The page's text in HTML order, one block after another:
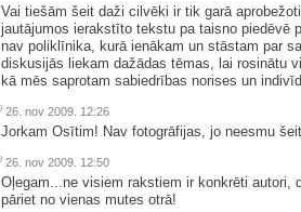
Vai tiešām šeit daži cilvēki ir tik garā
jautājumos ierakstīto tekstu pa taisno piedēvē
nav poliklīnika, kurā ienākam un stāstam par
diskusijās liekam dažādas tēmas, lai rosinātu
kā mēs saprotam sabiedrības norises un
26. nov 2009. 12:26
Jorkam Osītim! Nav fotogrāfijas, jo neesmu
26. nov 2009. 12:50
Oļegam...ne visiem rakstiem ir konkrēti
pāriet no vienas mutes otrā!